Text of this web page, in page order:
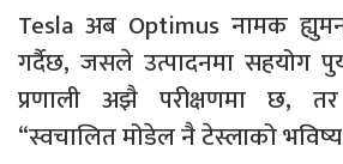
Tesla अब Optimus नामक
गर्दैछ, जसले उत्पादनमा सहयोग
प्रणाली अझै परीक्षणमा छ,
“स्वचालित मोडेल नै टेस्लाको भविष्य